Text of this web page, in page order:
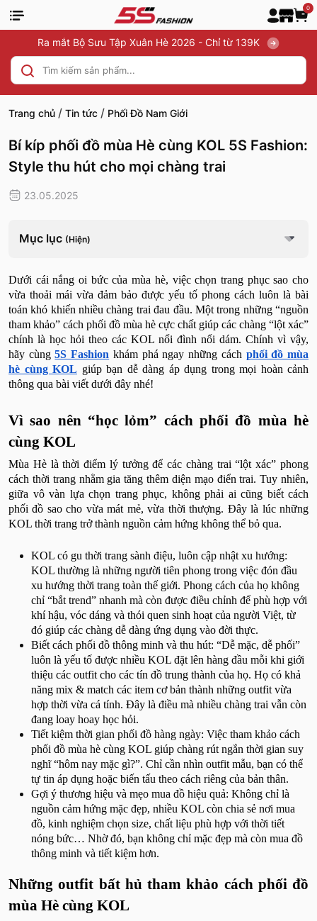
0
Ra mắt Bộ Sưu Tập Xuân Hè 2026 - Chỉ từ 139K
Trang chủ / Tin tức / Phối Đồ Nam Giới
Bí kíp phối đồ mùa Hè cùng KOL 5S Fashion:
Style thu hút cho mọi chàng trai
23.05.2025
Mục lục (Hiện)
Dưới cái nắng oi bức của mùa hè, việc chọn trang phục sao cho
vừa thoải mái vừa đảm bảo được yếu tố phong cách luôn là bài
toán khó khiến nhiều chàng trai đau đầu. Một trong những “nguồn
tham khảo” cách phối đồ mùa hè cực chất giúp các chàng “lột xác”
chính là học hỏi theo các KOL nổi đình nổi dám. Chính vì vậy,
hãy cùng5S Fashion khám phá ngay những cách phối đồ mùa
hè cùng KOL giúp bạn dễ dàng áp dụng trong mọi hoàn cảnh
thông qua bài viết dưới đây nhé!
Vì sao nên “học lỏm” cách phối đồ mùa hè
cùng KOL
Mùa Hè là thời điểm lý tưởng để các chàng trai “lột xác” phong
cách thời trang nhằm gia tăng thêm diện mạo điển trai. Tuy nhiên,
giữa vô vàn lựa chọn trang phục, không phải ai cũng biết cách
phối đồ sao cho vừa mát mẻ, vừa thời thượng. Đây là lúc những
KOL thời trang trở thành nguồn cảm hứng không thể bỏ qua.
KOL có gu thời trang sành điệu, luôn cập nhật xu hướng:
KOL thường là những người tiên phong trong việc đón đầu
xu hướng thời trang toàn thế giới. Phong cách của họ không
chỉ “bắt trend” nhanh mà còn được điều chỉnh để phù hợp với
khí hậu, vóc dáng và thói quen sinh hoạt của người Việt, từ
đó giúp các chàng dễ dàng ứng dụng vào đời thực.
Biết cách phối đồ thông minh và thu hút: “Dễ mặc, dễ phối”
luôn là yếu tố được nhiều KOL đặt lên hàng đầu mỗi khi giới
thiệu các outfit cho các tín đồ trung thành của họ. Họ có khả
năng mix & match các item cơ bản thành những outfit vừa
hợp thời vừa cá tính. Đây là điều mà nhiều chàng trai vẫn còn
đang loay hoay học hỏi.
Tiết kiệm thời gian phối đồ hàng ngày: Việc tham khảo cách
phối đồ mùa hè cùng KOL giúp chàng rút ngắn thời gian suy
nghĩ “hôm nay mặc gì?”. Chỉ cần nhìn outfit mẫu, bạn có thể
tự tin áp dụng hoặc biến tấu theo cách riêng của bản thân.
Gợi ý thương hiệu và mẹo mua đồ hiệu quả: Không chỉ là
nguồn cảm hứng mặc đẹp, nhiều KOL còn chia sẻ nơi mua
đồ, kinh nghiệm chọn size, chất liệu phù hợp với thời tiết
nóng bức… Nhờ đó, bạn không chỉ mặc đẹp mà còn mua đồ
thông minh và tiết kiệm hơn.
Những outfit bất hủ tham khảo cách phối đồ
mùa Hè cùng KOL